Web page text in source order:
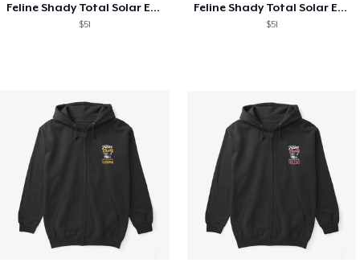
Feline Shady Total Solar Eclipse Texas
$51
Feline Shady Total Solar Eclipse Tijuana
$51